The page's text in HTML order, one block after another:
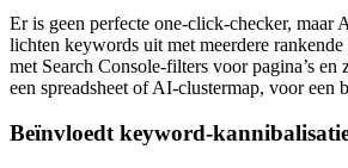
Er is geen perfecte one-click-checker, maar
lichten keywords uit met meerdere
met Search Console-filters voor pagina’s en
een spreadsheet of AI-clustermap, voor een
Beïnvloedt keyword-